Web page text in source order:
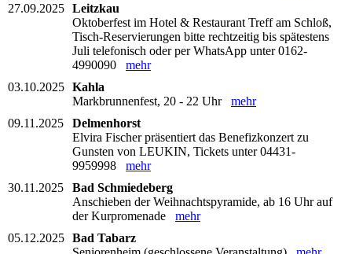
27.09.2025 Leitzkau
Oktoberfest im Hotel & Restaurant Treff am Schloß,
Tisch-Reservierungen bitte rechtzeitig bis spätestens
Juli telefonisch oder per WhatsApp unter 0162-
4990090 mehr
03.10.2025 Kahla
Markbrunnenfest, 20 - 22 Uhr mehr
09.11.2025
Delmenhorst
Elvira Fischer präsentiert das Benefizkonzert zu
Gunsten von LEUKIN, Tickets unter 04431-
9959998 mehr
30.11.2025
Bad Schmiedeberg
Anschieben der Weihnachtspyramide, ab 16 Uhr auf
der Kurpromenade mehr
05.12.2025 Bad Tabarz